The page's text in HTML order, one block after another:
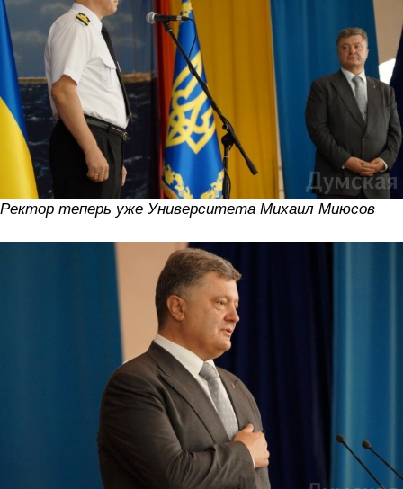
Ректор теперь уже Университета Михаил Миюсов